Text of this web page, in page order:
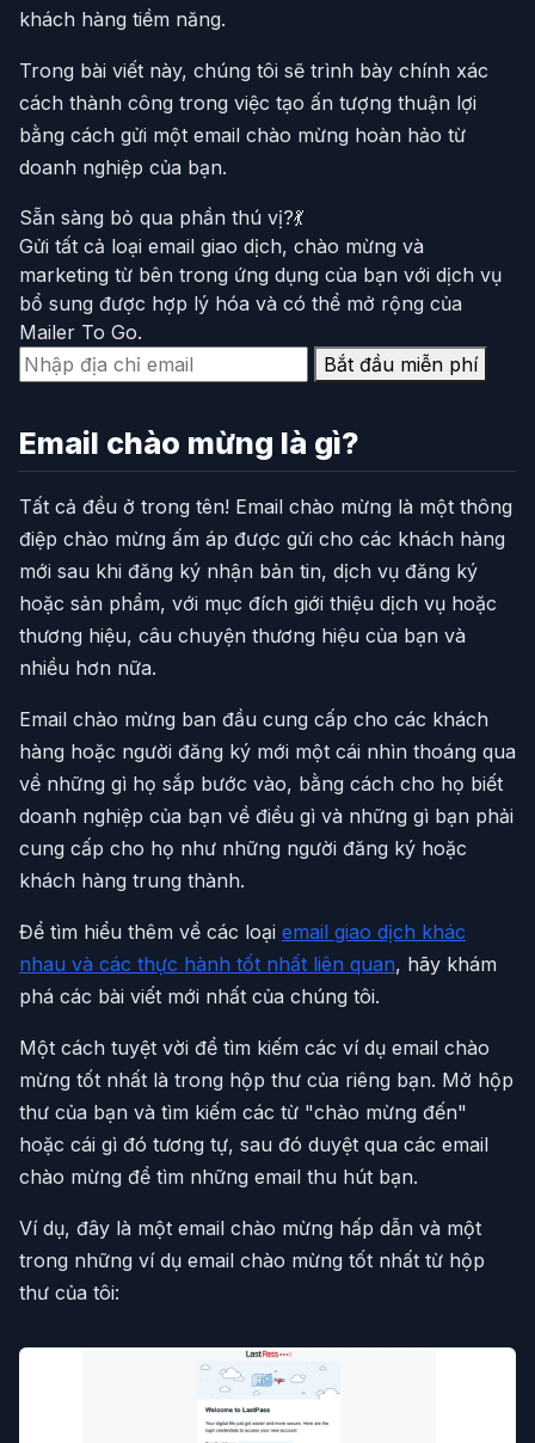
khách hàng tiềm năng.
Trong bài viết này, chúng tôi sẽ trình bày chính xác
cách thành công trong việc tạo ấn tượng thuận lợi
bằng cách gửi một email chào mừng hoàn hảo từ
doanh nghiệp của bạn.
Sẵn sàng bỏ qua phần thú vị?💃
Gửi tất cả loại email giao dịch, chào mừng và
marketing từ bên trong ứng dụng của bạn với dịch vụ
bổ sung được hợp lý hóa và có thể mở rộng của
Mailer To Go.
Bắt đầu miễn phí
Email chào mừng là gì?
Tất cả đều ở trong tên! Email chào mừng là một thông
điệp chào mừng ấm áp được gửi cho các khách hàng
mới sau khi đăng ký nhận bản tin, dịch vụ đăng ký
hoặc sản phẩm, với mục đích giới thiệu dịch vụ hoặc
thương hiệu, câu chuyện thương hiệu của bạn và
nhiều hơn nữa.
Email chào mừng ban đầu cung cấp cho các khách
hàng hoặc người đăng ký mới một cái nhìn thoáng qua
về những gì họ sắp bước vào, bằng cách cho họ biết
doanh nghiệp của bạn về điều gì và những gì bạn phải
cung cấp cho họ như những người đăng ký hoặc
khách hàng trung thành.
Để tìm hiểu thêm về các loại email giao dịch khác
nhau và các thực hành tốt nhất liên quan, hãy khám
phá các bài viết mới nhất của chúng tôi.
Một cách tuyệt vời để tìm kiếm các ví dụ email chào
mừng tốt nhất là trong hộp thư của riêng bạn. Mở hộp
thư của bạn và tìm kiếm các từ "chào mừng đến"
hoặc cái gì đó tương tự, sau đó duyệt qua các email
chào mừng để tìm những email thu hút bạn.
Ví dụ, đây là một email chào mừng hấp dẫn và một
trong những ví dụ email chào mừng tốt nhất từ hộp
thư của tôi: